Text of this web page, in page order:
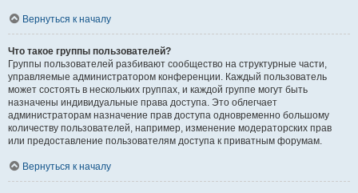
Вернуться к началу
Что такое группы пользователей?
Группы пользователей разбивают сообщество на структурные части,
управляемые администратором конференции. Каждый пользователь
может состоять в нескольких группах, и каждой группе могут быть
назначены индивидуальные права доступа. Это облегчает
администраторам назначение прав доступа одновременно большому
количеству пользователей, например, изменение модераторских прав
или предоставление пользователям доступа к приватным форумам.
Вернуться к началу